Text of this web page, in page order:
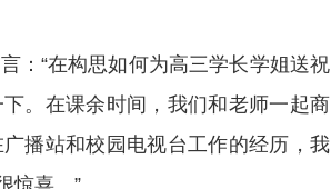
：“在构思如何为高三学长学姐送祝
。在课余时间，我们和老师一起商
播站和校园电视台工作的经历，我
惊喜。”